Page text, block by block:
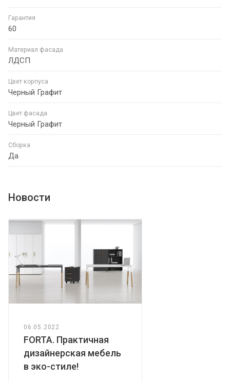
Гарантия
60
Материал фасада
ЛДСП
Цвет корпуса
Черный Графит
Цвет фасада
Черный Графит
Сборка
Да
Новости
06.05.2022
FORTA. Практичная
дизайнерская мебель
в эко-стиле!